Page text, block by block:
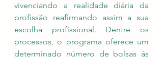
vivenciando a realidade diária da
profissão reafirmando assim a sua
escolha profissional. Dentre os
processos, o programa oferece um
determinado número de bolsas às